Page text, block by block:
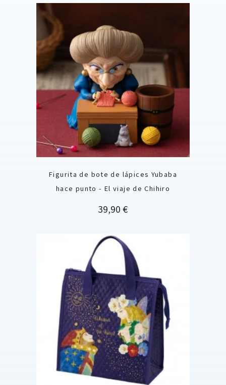
Figurita de bote de lápices Yubaba
hace punto - El viaje de Chihiro
Precio
39,90 €